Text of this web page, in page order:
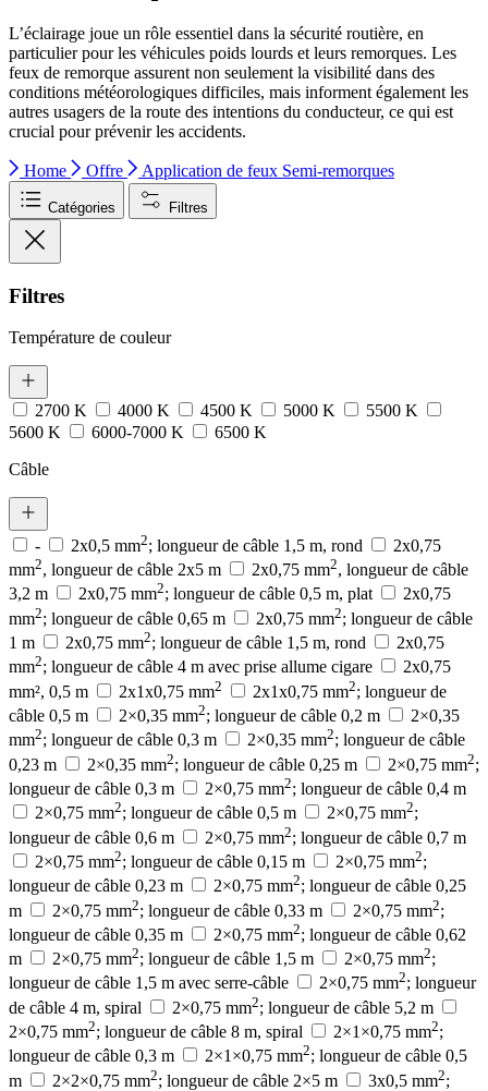
L’éclairage joue un rôle essentiel dans la sécurité routière, en
particulier pour les véhicules poids lourds et leurs remorques. Les
feux de remorque assurent non seulement la visibilité dans des
conditions météorologiques difficiles, mais informent également les
autres usagers de la route des intentions du conducteur, ce qui est
crucial pour prévenir les accidents.
Home Offre Application de feux Semi-remorques
Catégories Filtres
Filtres
Température de couleur
2700 K 4000 K 4500 K 5000 K
5500 K
5600 K
6000-7000 K
6500 K
Câble
- 2x0,5 mm2; longueur de câble 1,5 m, rond
2x0,75
mm2, longueur de câble 2x5 m 2x0,75 mm2, longueur de câble
3,2 m
2x0,75 mm2; longueur de câble 0,5 m, plat
2x0,75
mm2; longueur de câble 0,65 m 2x0,75 mm2; longueur de câble
1 m
2x0,75 mm2; longueur de câble 1,5 m, rond
2x0,75
mm2; longueur de câble 4 m avec prise allume cigare
2x0,75
mm², 0,5 m
2x1x0,75 mm2 2x1x0,75 mm2; longueur de
câble 0,5 m
2×0,35 mm2; longueur de câble 0,2 m
2×0,35
mm2; longueur de câble 0,3 m 2×0,35 mm2; longueur de câble
0,23 m
2×0,35 mm2; longueur de câble 0,25 m 2×0,75 mm2;
longueur de câble 0,3 m
2×0,75 mm2; longueur de câble 0,4 m
2×0,75 mm2; longueur de câble 0,5 m 2×0,75 mm2;
longueur de câble 0,6 m
2×0,75 mm2; longueur de câble 0,7 m
2×0,75 mm2; longueur de câble 0,15 m 2×0,75 mm2;
longueur de câble 0,23 m
2×0,75 mm2; longueur de câble 0,25
m
2×0,75 mm2; longueur de câble 0,33 m 2×0,75 mm2;
longueur de câble 0,35 m
2×0,75 mm2; longueur de câble 0,62
m
2×0,75 mm2; longueur de câble 1,5 m 2×0,75 mm2;
longueur de câble 1,5 m avec serre-câble
2×0,75 mm2; longueur
de câble 4 m, spiral
2×0,75 mm2; longueur de câble 5,2 m
2×0,75 mm2; longueur de câble 8 m, spiral 2×1×0,75 mm2;
longueur de câble 0,3 m
2×1×0,75 mm2; longueur de câble 0,5
m
2×2×0,75 mm2; longueur de câble 2×5 m 3x0,5 mm2;